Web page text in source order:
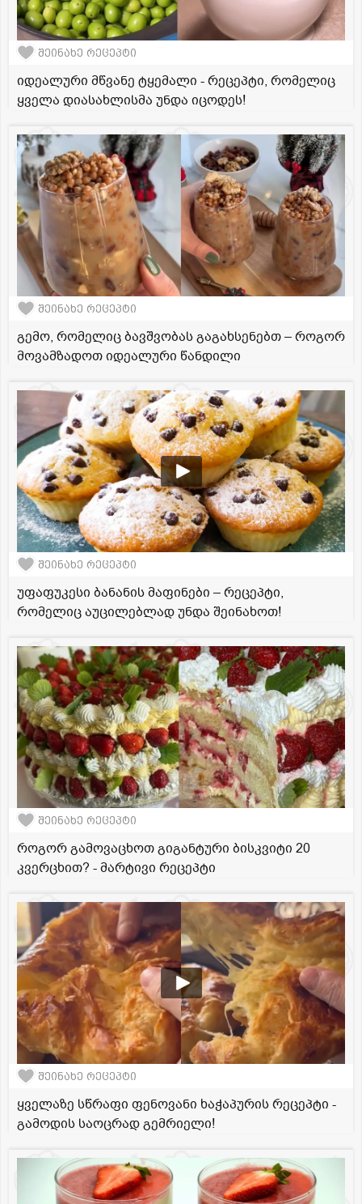
შეინახე რეცეპტი
იდეალური მწვანე ტყემალი - რეცეპტი, რომელიც
ყველა დიასახლისმა უნდა იცოდეს!
შეინახე რეცეპტი
გემო, რომელიც ბავშვობას გაგახსენებთ – როგორ
მოვამზადოთ იდეალური წანდილი
შეინახე რეცეპტი
უფაფუკესი ბანანის მაფინები – რეცეპტი,
რომელიც აუცილებლად უნდა შეინახოთ!
შეინახე რეცეპტი
როგორ გამოვაცხოთ გიგანტური ბისკვიტი 20
კვერცხით? - მარტივი რეცეპტი
შეინახე რეცეპტი
ყველაზე სწრაფი ფენოვანი ხაჭაპურის რეცეპტი -
გამოდის საოცრად გემრიელი!